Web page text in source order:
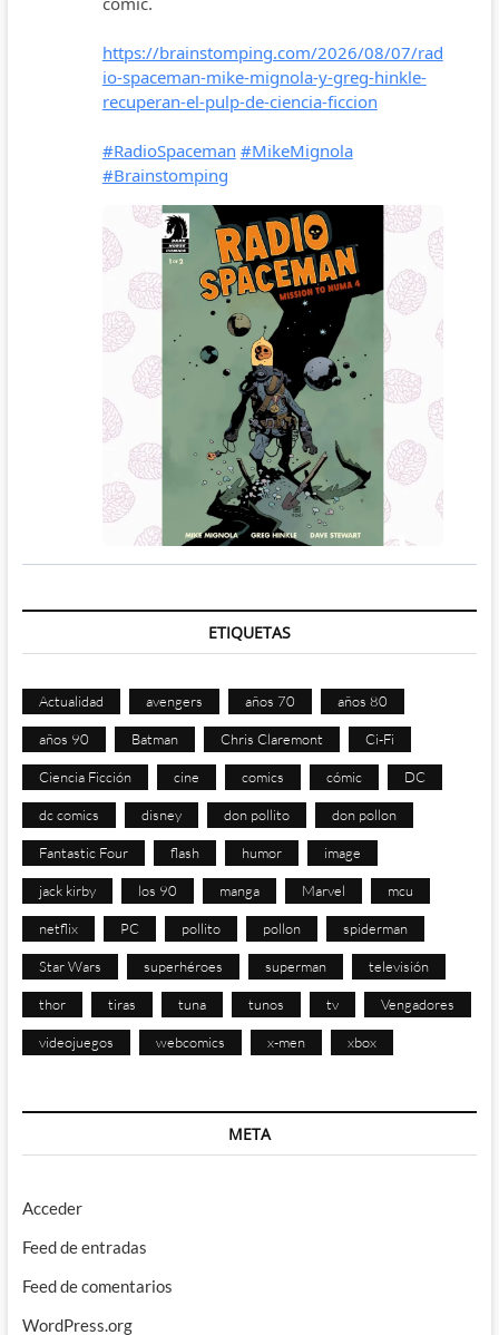
ETIQUETAS
Actualidad avengers años 70 años 80
años 90 Batman Chris Claremont Ci-Fi
Ciencia Ficción cine comics cómic DC
dc comics disney don pollito don pollon
Fantastic Four flash humor image
jack kirby los 90 manga Marvel mcu
netflix PC pollito pollon spiderman
Star Wars superhéroes superman televisión
thor tiras tuna tunos tv Vengadores
videojuegos webcomics x-men xbox
META
Acceder
Feed de entradas
Feed de comentarios
WordPress.org